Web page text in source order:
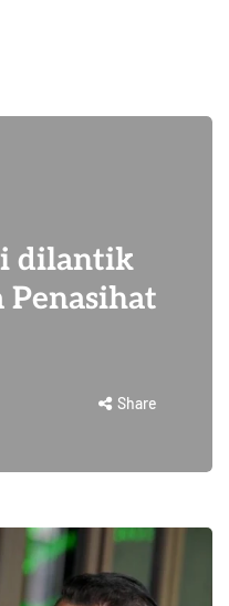
dilantik
Penasihat
Share